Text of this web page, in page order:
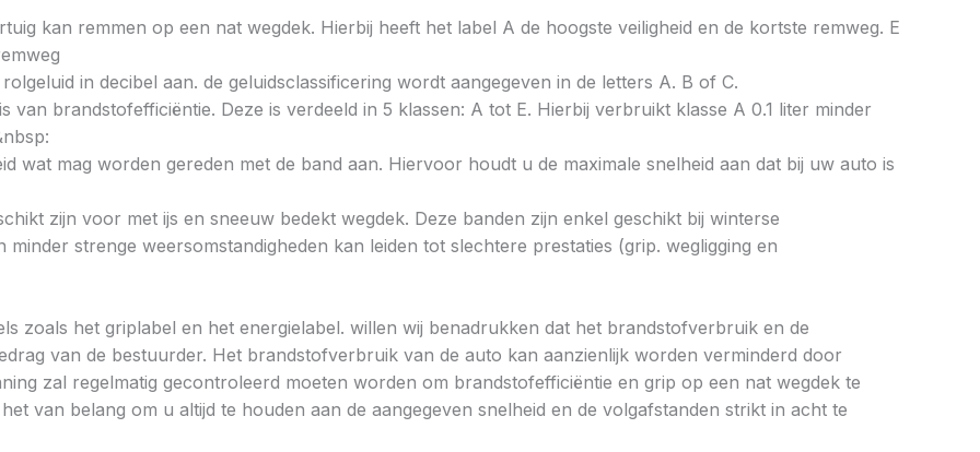
kan remmen op een nat wegdek. Hierbij heeft het label A de hoogste veiligheid en de kortste remweg. E
in decibel aan. de geluidsclassificering wordt aangegeven in de letters A. B of C.
van brandstofefficiëntie. Deze is verdeeld in 5 klassen: A tot E. Hierbij verbruikt klasse A 0.1 liter minder
wat mag worden gereden met de band aan. Hiervoor houdt u de maximale snelheid aan dat bij uw auto is
zijn voor met ijs en sneeuw bedekt wegdek. Deze banden zijn enkel geschikt bij winterse
strenge weersomstandigheden kan leiden tot slechtere prestaties (grip. wegligging en
zoals het griplabel en het energielabel. willen wij benadrukken dat het brandstofverbruik en de
van de bestuurder. Het brandstofverbruik van de auto kan aanzienlijk worden verminderd door
zal regelmatig gecontroleerd moeten worden om brandstofefficiëntie en grip op een nat wegdek te
van belang om u altijd te houden aan de aangegeven snelheid en de volgafstanden strikt in acht te